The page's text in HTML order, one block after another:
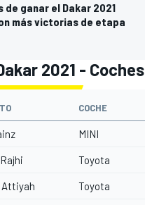
ganar el Dakar 2021
más victorias de etapa
2021 - Coches
COCHE
MINI
Toyota
Attiyah Toyota